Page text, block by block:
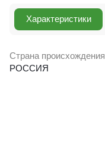
Характеристики
Страна происхождения
РОССИЯ